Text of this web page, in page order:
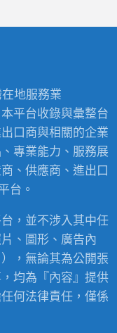
地服務業
平台收錄與彙整台
口商與相關的企業
專業能力、服務展
、供應商、進出口
台。
，並不涉入其中任
、圖形、廣告內
，無論其為公開張
均為『內容』提供
何法律責任，僅係